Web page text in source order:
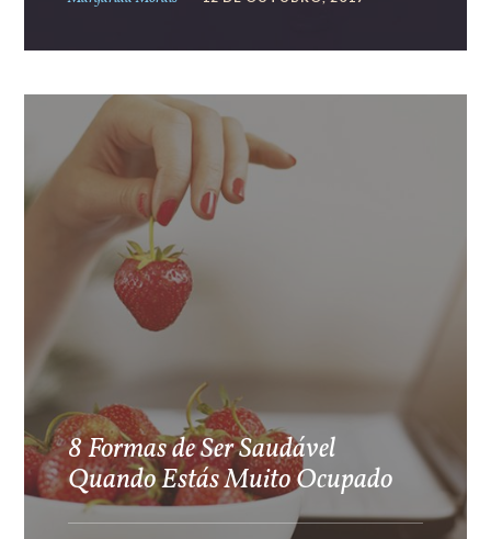
8 Formas de Ser Saudável
Quando Estás Muito Ocupado